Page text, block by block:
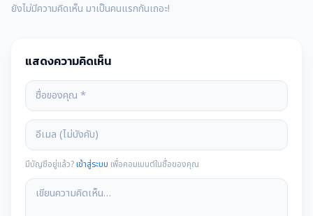
ยังไม่มีความคิดเห็น มาเป็นคนแรกกันเถอะ!
แสดงความคิดเห็น
มีบัญชีอยู่แล้ว?เข้าสู่ระบบ เพื่อคอมเมนต์ในชื่อของคุณ